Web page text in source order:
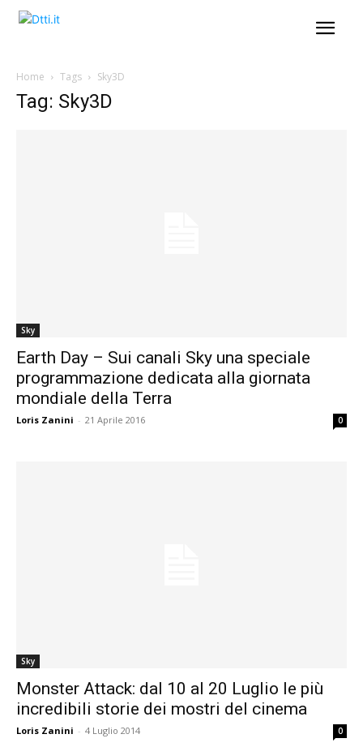
Home Tags Sky3D
Tag: Sky3D
Sky
Earth Day – Sui canali Sky una speciale
programmazione dedicata alla giornata
mondiale della Terra
Loris Zanini - 21 Aprile 2016 0
Sky
Monster Attack: dal 10 al 20 Luglio le più
incredibili storie dei mostri del cinema
Loris Zanini - 4 Luglio 2014 0